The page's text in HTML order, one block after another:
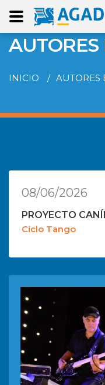
AUTORES
INICIO AUTORES
08/06/2026
PROYECTO
Ciclo Tango